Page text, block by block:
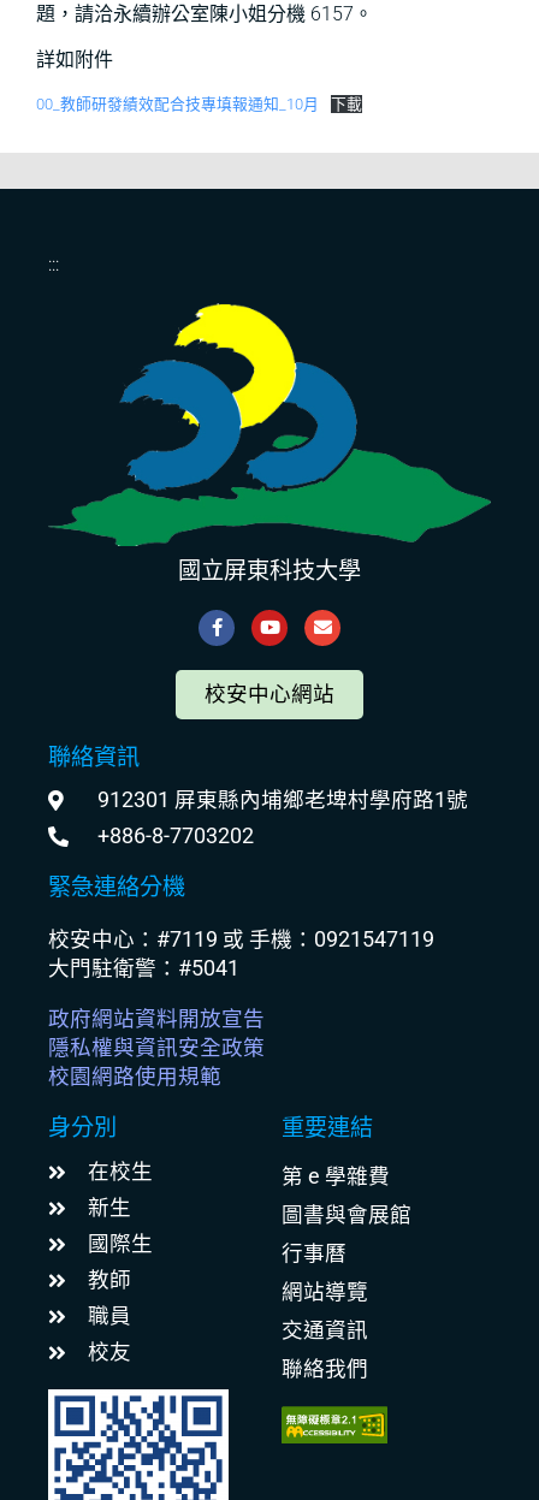
題，請洽永續辦公室陳小姐分機 6157。
詳如附件
00_教師研發績效配合技專填報通知_10月 下載
:::
國立屏東科技大學
校安中心網站
聯絡資訊
912301 屏東縣內埔鄉老埤村學府路1號
+886-8-7703202
緊急連絡分機
校安中心：#7119 或 手機：0921547119
大門駐衛警：#5041
政府網站資料開放宣告
隱私權與資訊安全政策
校園網路使用規範
身分別
在校生
新生
國際生
教師
職員
校友
重要連結
第 e 學雜費
圖書與會展館
行事曆
網站導覽
交通資訊
聯絡我們